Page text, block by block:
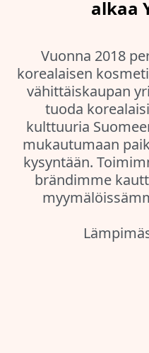
alkaa
Vuonna 2018
korealaisen
vähittäiskaupan
tuoda
kulttuuria
mukautumaan
kysyntään.
brändimme